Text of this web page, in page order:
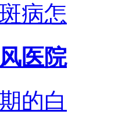
病怎
医院
的白